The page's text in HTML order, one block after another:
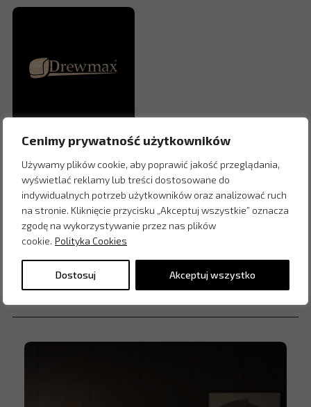
Cenimy prywatność użytkowników
Używamy plików cookie, aby poprawić jakość przeglądania,
wyświetlać reklamy lub treści dostosowane do
indywidualnych potrzeb użytkowników oraz analizować ruch
na stronie. Kliknięcie przycisku „Akceptuj wszystkie” oznacza
zgodę na wykorzystywanie przez nas plików
cookie. Polityka Cookies
Dostosuj Akceptuj wszystko
Inne produkty z kategorii